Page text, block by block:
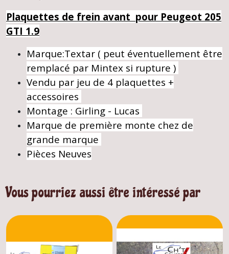
Plaquettes de frein avant pour Peugeot 205
GTI 1.9
Marque:Textar ( peut éventuellement être
remplacé par Mintex si rupture )
Vendu par jeu de 4 plaquettes +
accessoires
Montage : Girling - Lucas
Marque de première monte chez de
grande marque
Pièces Neuves
Vous pourriez aussi être intéressé par